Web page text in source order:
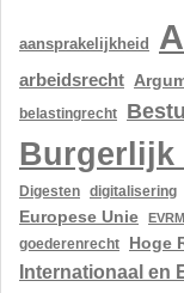
aansprakelijkheid
arbeidsrecht
belastingrecht
Burgerlijk
Digesten
digitalisering
Europese Unie EVRM
goederenrecht
Hoge
Internationaal en